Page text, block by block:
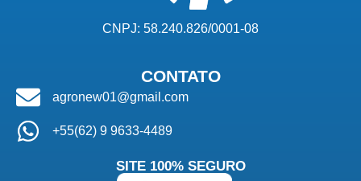
CNPJ: 58.240.826/0001-08
CONTATO
agronew01@gmail.com
+55(62) 9 9633-4489
SITE 100% SEGURO